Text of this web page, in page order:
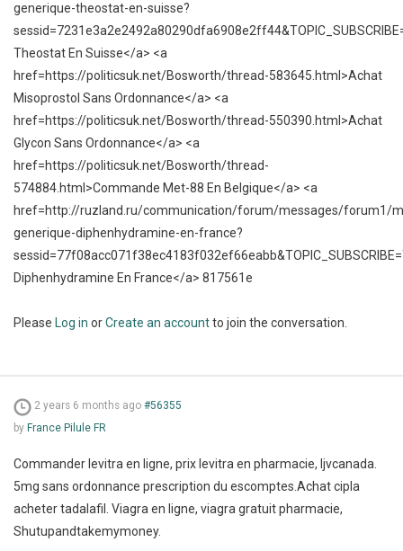
generique-theostat-en-suisse?
Theostat En Suisse</a> <a
href=https://politicsuk.net/Bosworth/thread-583645.html>Achat
Misoprostol Sans Ordonnance</a> <a
href=https://politicsuk.net/Bosworth/thread-550390.html>Achat
Glycon Sans Ordonnance</a> <a
href=https://politicsuk.net/Bosworth/thread-
574884.html>Commande Met-88 En Belgique</a> <a
href=http://ruzland.ru/communication/forum/messages/forum1/
generique-diphenhydramine-en-france?
Diphenhydramine En France</a> 817561e
Please Log in orCreate an accountto join the conversation.
2 years 6 months ago #56355
by France Pilule FR
Commander levitra en ligne, prix levitra en pharmacie, Ijvcanada.
5mg sans ordonnance prescription du escomptes.Achat cipla
acheter tadalafil. Viagra en ligne, viagra gratuit pharmacie,
Shutupandtakemymoney.